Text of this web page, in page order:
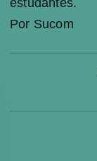
estudantes.
Por Sucom